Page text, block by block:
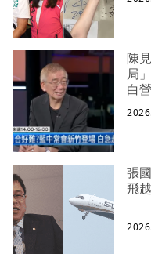
陳
局
白
張
飛